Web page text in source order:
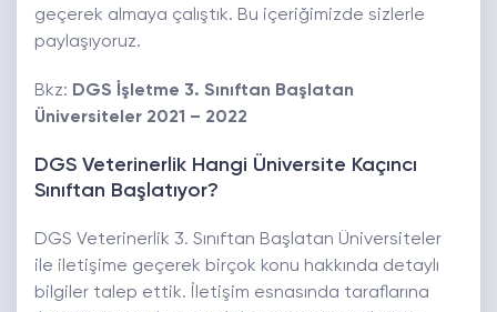
geçerek almaya çalıştık. Bu içeriğimizde sizlerle
paylaşıyoruz.
Bkz: DGS İşletme 3. Sınıftan Başlatan
Üniversiteler 2021 – 2022
DGS Veterinerlik Hangi Üniversite Kaçıncı
Sınıftan Başlatıyor?
DGS Veterinerlik 3. Sınıftan Başlatan Üniversiteler
ile iletişime geçerek birçok konu hakkında detaylı
bilgiler talep ettik. İletişim esnasında taraflarına